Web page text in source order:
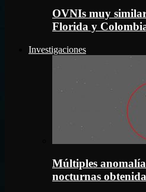
OVNIs muy
Florida y
Investigaciones
Múltiples
nocturnas